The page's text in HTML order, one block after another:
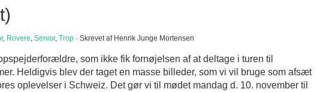
, Rovere, Senior, Trop · Skrevet af Henrik Junge Mortensen
som ikke fik fornøjelsen af at deltage i turen til
Heldigvis blev der taget en masse billeder, som vi vil bruge som afsæt
oplevelser i Schweiz. Det gør vi til mødet mandag d. 10. november til